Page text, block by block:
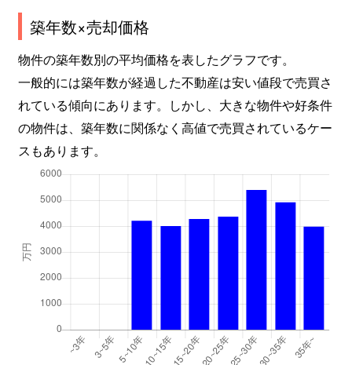
築年数×売却価格
物件の築年数別の平均価格を表したグラフです。
一般的には築年数が経過した不動産は安い値段で売買さ
れている傾向にあります。しかし、大きな物件や好条件
の物件は、築年数に関係なく高値で売買されているケー
スもあります。